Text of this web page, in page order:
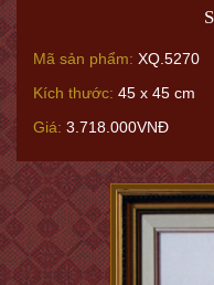
Mã sản phẩm: XQ.5270
Kích thước: 45 x 45 cm
Giá: 3.718.000VNĐ